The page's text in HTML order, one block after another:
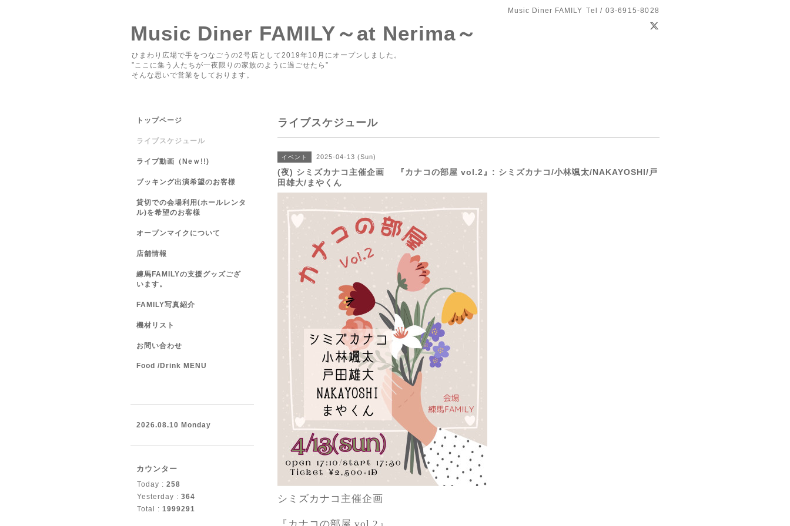
Music Diner FAMILY Tel / 03-6915-8028
Music Diner FAMILY～at Nerima～
ひまわり広場で手をつなごうの2号店として2019年10月にオープンしました。
”ここに集う人たちが一夜限りの家族のように過ごせたら”
そんな思いで営業をしております。
ライブスケジュール
イベント 2025-04-13 (Sun)
(夜) シミズカナコ主催企画 『カナコの部屋 vol.2』: シミズカナコ/小林颯太/NAKAYOSHI/戸
田雄大/まやくん
シミズカナコ主催企画
トップページ
ライブスケジュール
ライブ動画（Neｗ!!)
ブッキング出演希望のお客様
貸切での会場利用(ホールレンタ
ル)を希望のお客様
オープンマイクについて
店舗情報
練馬FAMILYの支援グッズござ
います。
FAMILY写真紹介
機材リスト
お問い合わせ
Food /Drink MENU
2026.08.10 Monday
カウンター
Today : 258
Yesterday : 364
Total : 1999291